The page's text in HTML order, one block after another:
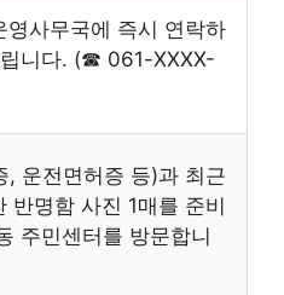
영사무국에 즉시 연락하
니다. (☎ 061-XXXX-
, 운전면허증 등)과 최근
반명함 사진 1매를 준비
주민센터를 방문합니